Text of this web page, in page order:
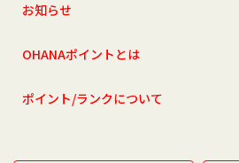
お知らせ
OHANAポイントとは
ポイント/ランクについて